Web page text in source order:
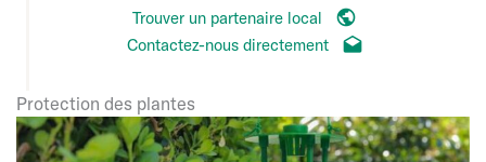
Trouver un partenaire local
Contactez-nous directement
Protection des plantes